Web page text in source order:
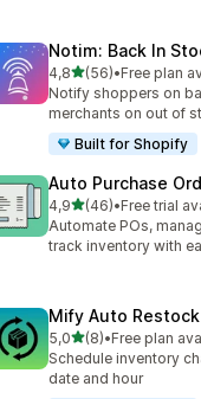
Notim: Back In
4,8/ 5 tähteä
(56)
56 arvostelua
•Free plan
Notify shoppers on
merchants on out of
Built for Shopify
Auto Purchase
4,9/ 5 tähteä
(46)
46 arvostelua
•Free trial
Automate POs,
track inventory with
Mify Auto
5,0/ 5 tähteä
(8)
8 arvostelua yhteensä
•Free plan
Schedule inventory
date and hour